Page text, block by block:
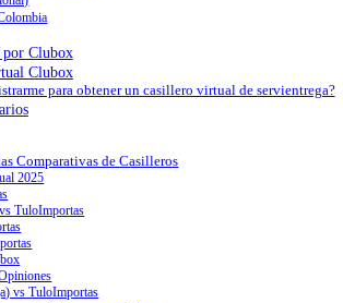
por Clubox
Clubox
para obtener un casillero virtual de servientrega?
Comparativas de Casilleros
2025
TuloImportas
vs TuloImportas